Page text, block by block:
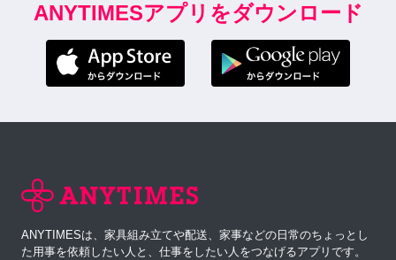
ANYTIMESアプリをダウンロード
ANYTIMESは、家具組み立てや配送、家事などの日常のちょっとし
た用事を依頼したい人と、仕事をしたい人をつなげるアプリです。